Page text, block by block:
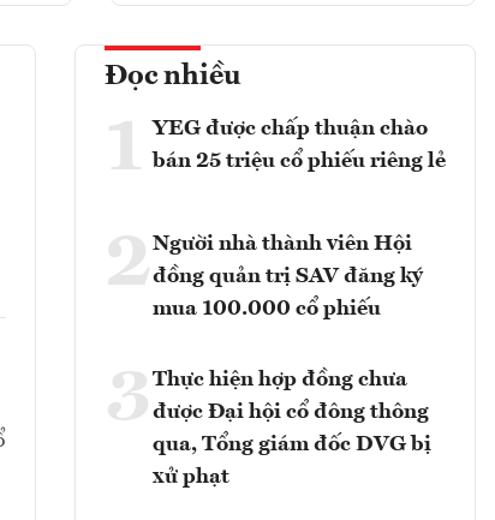
Đọc nhiều
1 YEG được chấp thuận chào
bán 25 triệu cổ phiếu riêng lẻ
2Người nhà thành viên Hội
đồng quản trị SAV đăng ký
mua 100.000 cổ phiếu
3 Thực hiện hợp đồng chưa
được Đại hội cổ đông thông
qua, Tổng giám đốc DVG bị
xử phạt